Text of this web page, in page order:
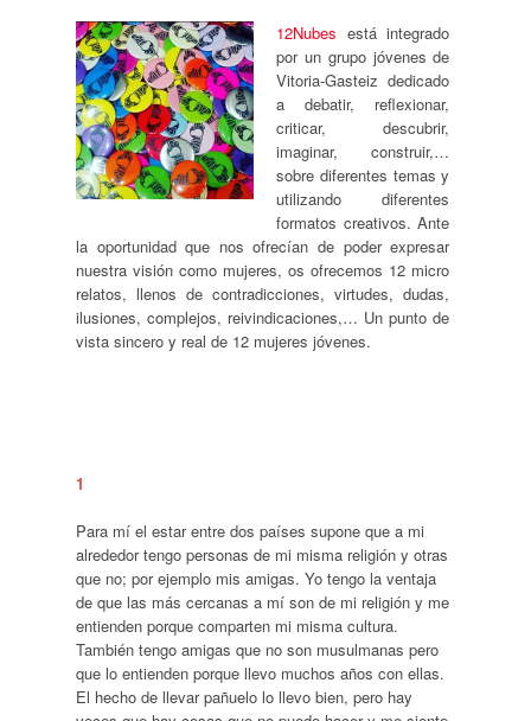
12Nubes está integrado
por un grupo jóvenes de
Vitoria-Gasteiz dedicado
a debatir, reflexionar,
criticar, descubrir,
imaginar, construir,…
sobre diferentes temas y
utilizando diferentes
formatos creativos. Ante
la oportunidad que nos ofrecían de poder expresar
nuestra visión como mujeres, os ofrecemos 12 micro
relatos, llenos de contradicciones, virtudes, dudas,
ilusiones, complejos, reivindicaciones,… Un punto de
vista sincero y real de 12 mujeres jóvenes.
1
Para mí el estar entre dos países supone que a mi
alrededor tengo personas de mi misma religión y otras
que no; por ejemplo mis amigas. Yo tengo la ventaja
de que las más cercanas a mí son de mi religión y me
entienden porque comparten mi misma cultura.
También tengo amigas que no son musulmanas pero
que lo entienden porque llevo muchos años con ellas.
El hecho de llevar pañuelo lo llevo bien, pero hay